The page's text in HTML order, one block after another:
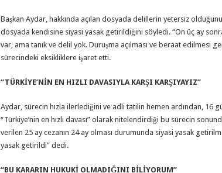
Başkan Aydar, hakkında açılan dosyada delillerin yetersiz
dosyada kendisine siyasi yasak getirildiğini söyledi. “On üç ay
var, ama tanık ve delil yok. Duruşma açılması ve beraat edilmesi
sürecindeki eksikliklere işaret etti.
‘‘TÜRKİYE’NİN EN HIZLI DAVASIYLA KARŞI KARŞIYAYIZ’’
Aydar, sürecin hızla ilerlediğini ve adli tatilin hemen ardından, 16
“Türkiye’nin en hızlı davası” olarak nitelendirdiği bu sürecin
verilen 25 ay cezanın 24 ay olması durumunda siyasi yasak
yasak getirildi” dedi.
‘‘BU KARARIN HUKUKİ OLMADIĞINI BİLİYORUM’’